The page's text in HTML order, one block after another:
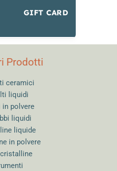
GIFT CARD
Prodotti
ceramici
liquidi
in polvere
liquidi
liquide
in polvere